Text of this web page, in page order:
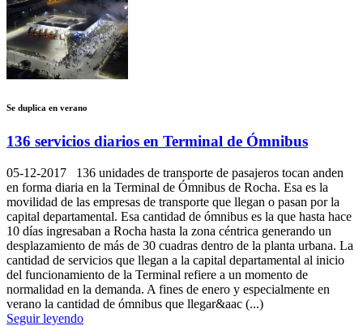
Se duplica en verano
136 servicios diarios en Terminal de Ómnibus
05-12-2017 136 unidades de transporte de pasajeros tocan anden
en forma diaria en la Terminal de Ómnibus de Rocha. Esa es la
movilidad de las empresas de transporte que llegan o pasan por la
capital departamental. Esa cantidad de ómnibus es la que hasta hace
10 días ingresaban a Rocha hasta la zona céntrica generando un
desplazamiento de más de 30 cuadras dentro de la planta urbana. La
cantidad de servicios que llegan a la capital departamental al inicio
del funcionamiento de la Terminal refiere a un momento de
normalidad en la demanda. A fines de enero y especialmente en
verano la cantidad de ómnibus que llegar&aac (...)
Seguir leyendo